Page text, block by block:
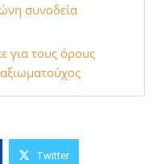
συνοδεία
για τους όρους
Twitter